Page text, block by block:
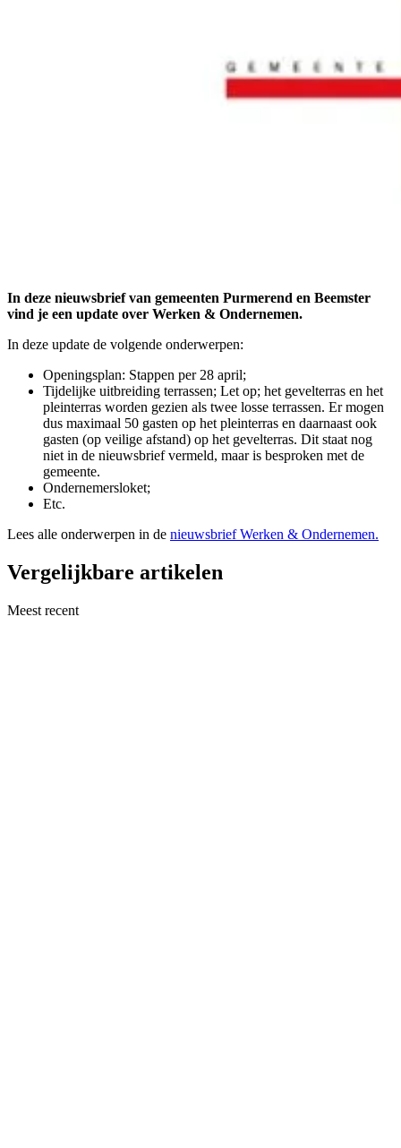
In deze nieuwsbrief van gemeenten Purmerend en Beemster
vind je een update over Werken & Ondernemen.
In deze update de volgende onderwerpen:
Openingsplan: Stappen per 28 april;
Tijdelijke uitbreiding terrassen; Let op; het gevelterras en het
pleinterras worden gezien als twee losse terrassen. Er mogen
dus maximaal 50 gasten op het pleinterras en daarnaast ook
gasten (op veilige afstand) op het gevelterras. Dit staat nog
niet in de nieuwsbrief vermeld, maar is besproken met de
gemeente.
Ondernemersloket;
Etc.
Lees alle onderwerpen in de nieuwsbrief Werken & Ondernemen.
Vergelijkbare artikelen
Meest recent